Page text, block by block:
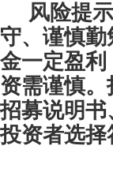
风险提
守、谨慎
金一定盈
资需谨慎
招募说明
投资者选